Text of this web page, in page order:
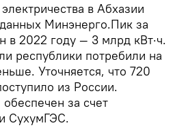
в Абхазии
Минэнерго.Пик за
в 2022 году — 3 млрд кВт·ч.
республики потребили на
Уточняется, что 720
из России.
за счет
СухумГЭС.